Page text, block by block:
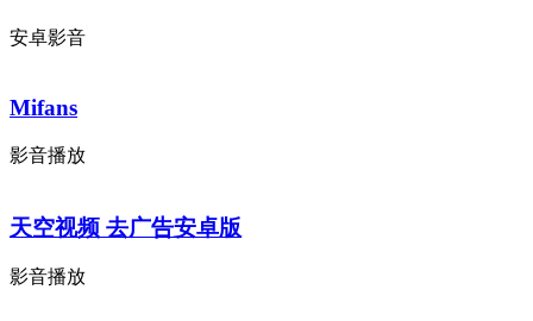
安卓影音
Mifans
影音播放
天空视频 去广告安卓版
影音播放